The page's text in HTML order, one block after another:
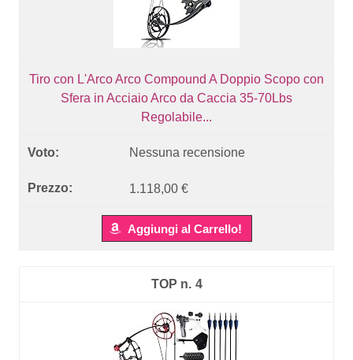
Tiro con L'Arco Arco Compound A Doppio Scopo con
Sfera in Acciaio Arco da Caccia 35-70Lbs
Regolabile...
Nessuna recensione
1.118,00 €
Aggiungi al Carrello!
4